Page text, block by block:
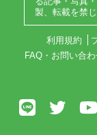
製、転載を禁じ
利用規約
FAQ・お問い合わ